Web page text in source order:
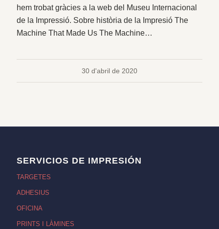
hem trobat gràcies a la web del Museu Internacional
de la Impressió. Sobre història de la Impresió The
Machine That Made Us The Machine…
30 d'abril de 2020
SERVICIOS DE IMPRESIÓN
TARGETES
ADHESIUS
OFICINA
PRINTS I LÀMINES